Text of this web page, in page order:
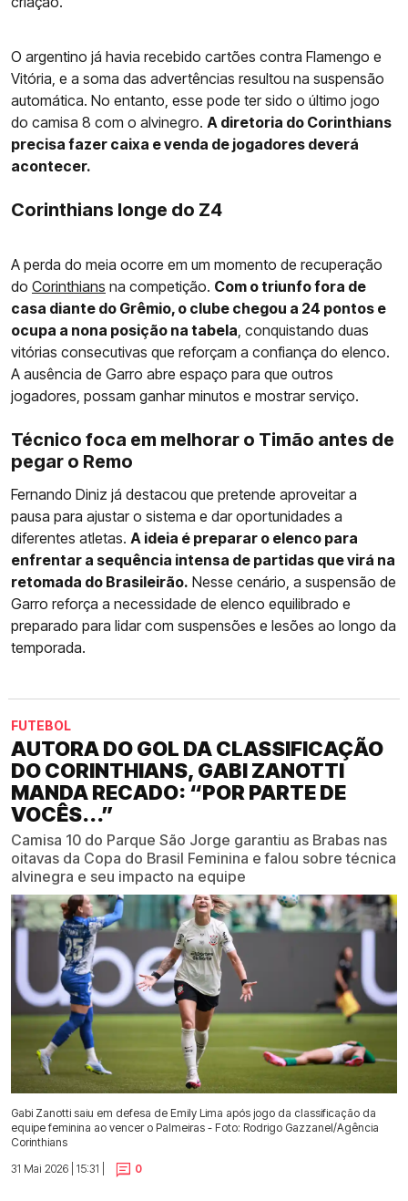
O argentino já havia recebido cartões contra Flamengo e
Vitória, e a soma das advertências resultou na suspensão
automática. No entanto, esse pode ter sido o último jogo
do camisa 8 com o alvinegro. A diretoria do Corinthians
precisa fazer caixa e venda de jogadores deverá
acontecer.
Corinthians longe do Z4
A perda do meia ocorre em um momento de recuperação
do Corinthians na competição. Com o triunfo fora de
casa diante do Grêmio, o clube chegou a 24 pontos e
ocupa a nona posição na tabela , conquistando duas
vitórias consecutivas que reforçam a confiança do elenco.
A ausência de Garro abre espaço para que outros
jogadores, possam ganhar minutos e mostrar serviço.
Técnico foca em melhorar o Timão antes de
pegar o Remo
Fernando Diniz já destacou que pretende aproveitar a
pausa para ajustar o sistema e dar oportunidades a
diferentes atletas. A ideia é preparar o elenco para
enfrentar a sequência intensa de partidas que virá na
retomada do Brasileirão. Nesse cenário, a suspensão de
Garro reforça a necessidade de elenco equilibrado e
preparado para lidar com suspensões e lesões ao longo da
temporada.
FUTEBOL
AUTORA DO GOL DA CLASSIFICAÇÃO
DO CORINTHIANS, GABI ZANOTTI
MANDA RECADO: “POR PARTE DE
VOCÊS...”
Camisa 10 do Parque São Jorge garantiu as Brabas nas
oitavas da Copa do Brasil Feminina e falou sobre técnica
alvinegra e seu impacto na equipe
Gabi Zanotti saiu em defesa de Emily Lima após jogo da classificação da
equipe feminina ao vencer o Palmeiras - Foto: Rodrigo Gazzanel/Agência
Corinthians
31 Mai 2026 | 15:31 |
0